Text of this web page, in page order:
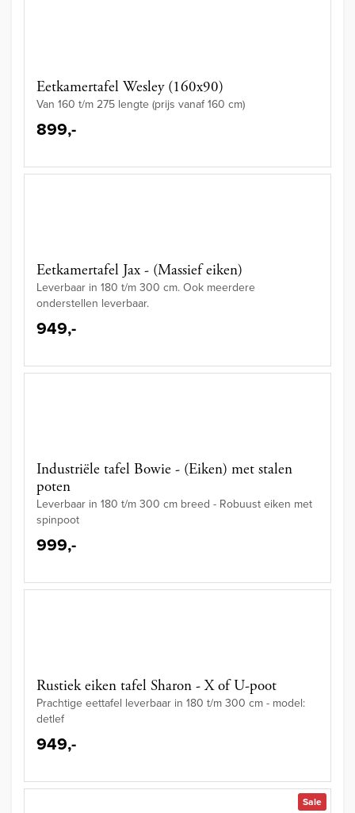
Eetkamertafel Wesley (160x90)
Van 160 t/m 275 lengte (prijs vanaf 160 cm)
899,-
Eetkamertafel Jax - (Massief eiken)
Leverbaar in 180 t/m 300 cm. Ook meerdere
onderstellen leverbaar.
949,-
Industriële tafel Bowie - (Eiken) met stalen
poten
Leverbaar in 180 t/m 300 cm breed - Robuust eiken met
spinpoot
999,-
Rustiek eiken tafel Sharon - X of U-poot
Prachtige eettafel leverbaar in 180 t/m 300 cm - model:
detlef
949,-
Sale